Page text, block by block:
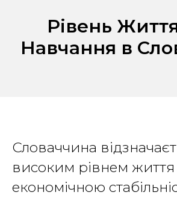
Рівень
Навчання в
Словаччина
високим рівнем життя
економічною